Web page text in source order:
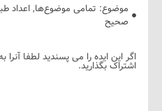
تمامی موضوع‌ها, اعداد طبیعی,
ایده را می پسندید لطفا آنرا به
بگذارید.